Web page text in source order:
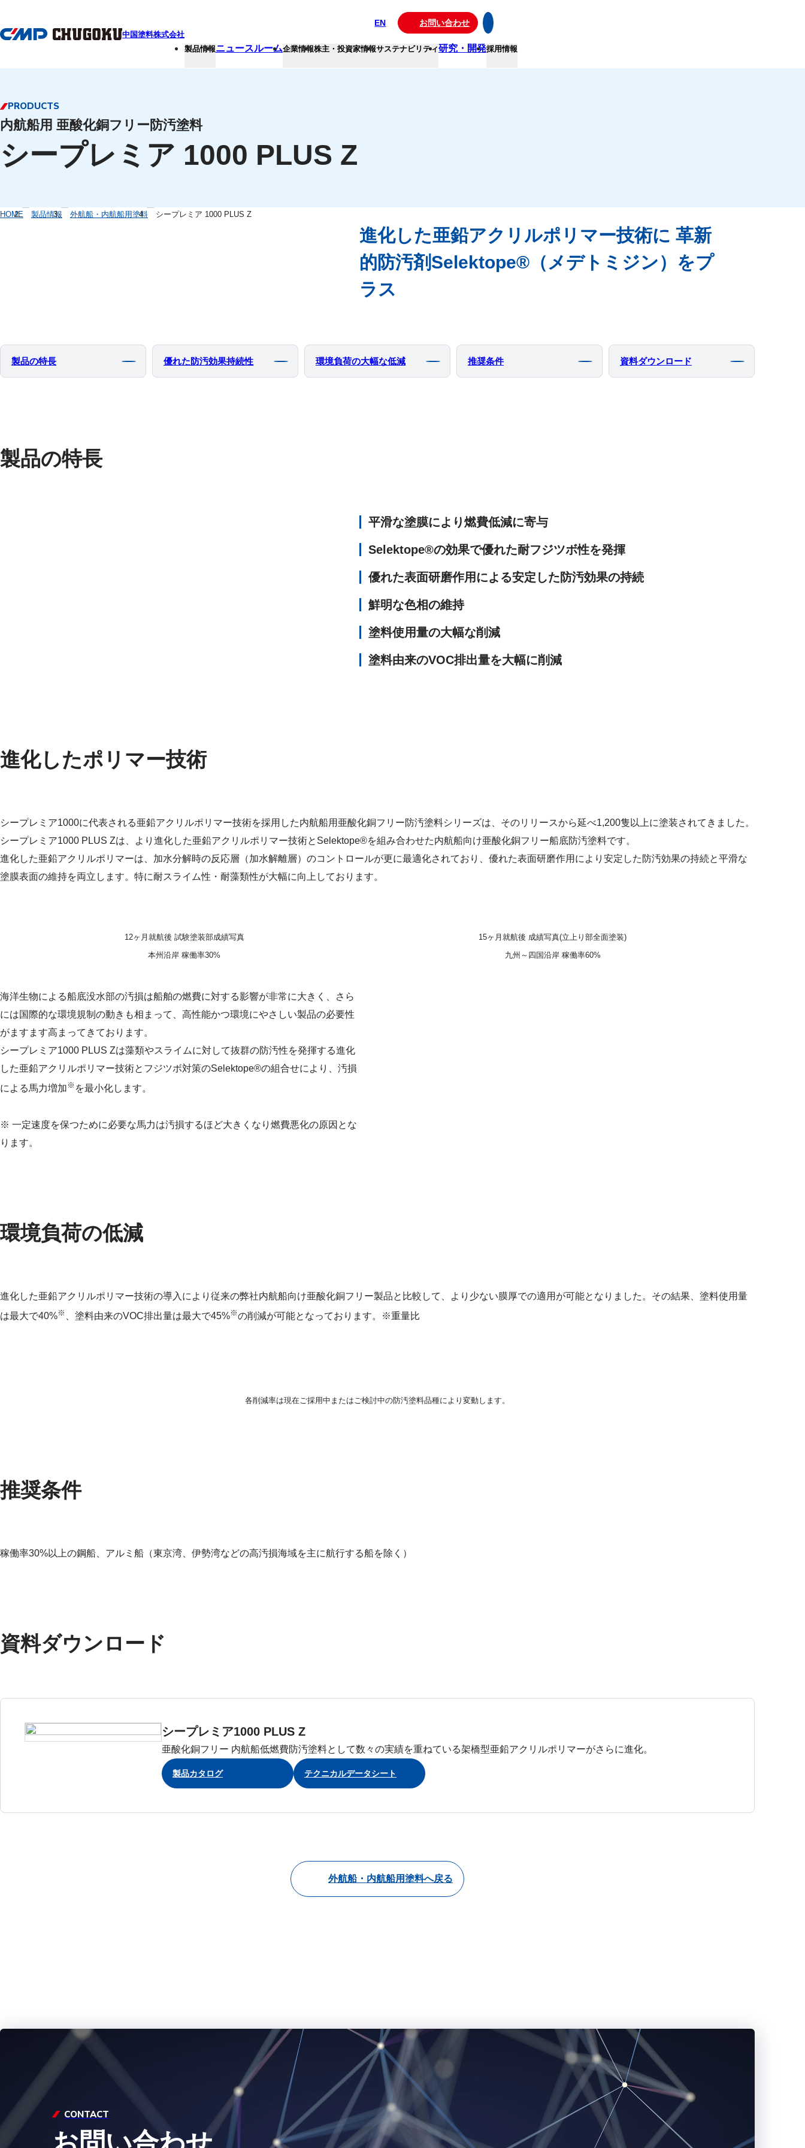
中国塗料株式会社
EN お問い合わせ
製品情報ニュースルーム企業情報株主・投資家情報サステナビリティ研究・開発採用情報
PRODUCTS
内航船用 亜酸化銅フリー防汚塗料
シープレミア 1000 PLUS Z
HOME 製品情報 外航船・内航船用塗料 シープレミア 1000 PLUS Z
進化した亜鉛アクリルポリマー技術に 革新
的防汚剤Selektope®（メデトミジン）をプ
ラス
製品の特⻑ 優れた防汚効果持続性 環境負荷の大幅な低減 推奨条件 資料ダウンロード
製品の特長
平滑な塗膜により燃費低減に寄与
Selektope®の効果で優れた耐フジツボ性を発揮
優れた表面研磨作用による安定した防汚効果の持続
鮮明な色相の維持
塗料使用量の大幅な削減
塗料由来のVOC排出量を大幅に削減
進化したポリマー技術
シープレミア1000に代表される亜鉛アクリルポリマー技術を採用した内航船用亜酸化銅フリー防汚塗料シリーズは、そのリリースから延べ1,200隻以上に塗装されてきました。
シープレミア1000 PLUS Zは、より進化した亜鉛アクリルポリマー技術とSelektope®を組み合わせた内航船向け亜酸化銅フリー船底防汚塗料です。
進化した亜鉛アクリルポリマーは、加水分解時の反応層（加水解離層）のコントロールが更に最適化されており、優れた表面研磨作用により安定した防汚効果の持続と平滑な
塗膜表面の維持を両立します。特に耐スライム性・耐藻類性が大幅に向上しております。
12ヶ月就航後 試験塗装部成績写真
本州沿岸 稼働率30%
15ヶ月就航後 成績写真(立上り部全面塗装)
九州～四国沿岸 稼働率60%
海洋生物による船底没水部の汚損は船舶の燃費に対する影響が非常に大きく、さら
には国際的な環境規制の動きも相まって、高性能かつ環境にやさしい製品の必要性
がますます高まってきております。
シープレミア1000 PLUS Zは藻類やスライムに対して抜群の防汚性を発揮する進化
した亜鉛アクリルポリマー技術とフジツボ対策のSelektope®の組合せにより、汚損
による馬力増加 ※ を最小化します。
※ 一定速度を保つために必要な馬力は汚損するほど大きくなり燃費悪化の原因とな
ります。
環境負荷の低減
進化した亜鉛アクリルポリマー技術の導入により従来の弊社内航船向け亜酸化銅フリー製品と比較して、より少ない膜厚での適用が可能となりました。その結果、塗料使用量
は最大で40%※ 、塗料由来のVOC排出量は最大で45%※の削減が可能となっております。※重量比
各削減率は現在ご採用中またはご検討中の防汚塗料品種により変動します。
推奨条件
稼働率30%以上の鋼船、アルミ船（東京湾、伊勢湾などの高汚損海域を主に航行する船を除く）
資料ダウンロード
シープレミア1000 PLUS Z
亜酸化銅フリー 内航船低燃費防汚塗料として数々の実績を重ねている架橋型亜鉛アクリルポリマーがさらに進化。
製品カタログ テクニカルデータシート
外航船・内航船用塗料へ戻る
CONTACT